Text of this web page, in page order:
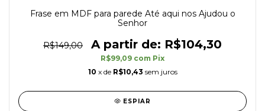
Frase em MDF para parede Até aqui nos Ajudou o
Senhor
R$149,00 R$104,30
R$99,09 com Pix
10 x de R$10,43 sem juros
ESPIAR